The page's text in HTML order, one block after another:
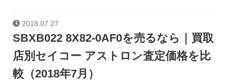
2018.07.27
SBXB022 8X82-0AF0を売るなら｜買取
店別セイコー アストロン査定価格を比
較（2018年7月）